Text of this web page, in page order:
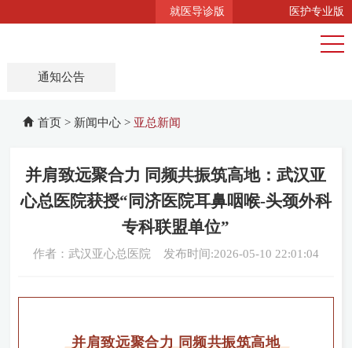
就医导诊版 医护专业版
通知公告
首页 > 新闻中心 > 亚总新闻
并肩致远聚合力 同频共振筑高地：武汉亚
心总医院获授“同济医院耳鼻咽喉-头颈外科
专科联盟单位”
作者：武汉亚心总医院 发布时间:2026-05-10 22:01:04
并肩致远聚合力 同频共振筑高地